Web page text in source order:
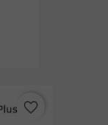
favorite_border